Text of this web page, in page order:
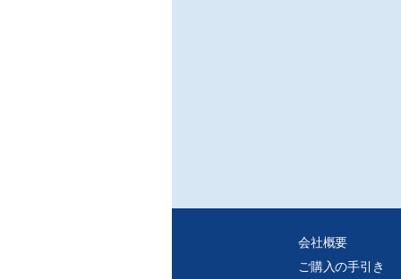
会社概要
ご購入の手引き